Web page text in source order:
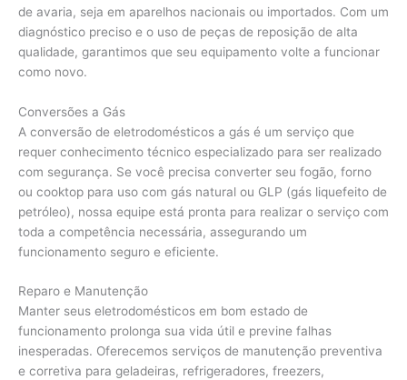
de avaria, seja em aparelhos nacionais ou importados. Com um
diagnóstico preciso e o uso de peças de reposição de alta
qualidade, garantimos que seu equipamento volte a funcionar
como novo.
Conversões a Gás
A conversão de eletrodomésticos a gás é um serviço que
requer conhecimento técnico especializado para ser realizado
com segurança. Se você precisa converter seu fogão, forno
ou cooktop para uso com gás natural ou GLP (gás liquefeito de
petróleo), nossa equipe está pronta para realizar o serviço com
toda a competência necessária, assegurando um
funcionamento seguro e eficiente.
Reparo e Manutenção
Manter seus eletrodomésticos em bom estado de
funcionamento prolonga sua vida útil e previne falhas
inesperadas. Oferecemos serviços de manutenção preventiva
e corretiva para geladeiras, refrigeradores, freezers,